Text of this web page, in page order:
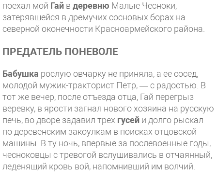
поехал мой Гай в деревню Малые Чесноки,
затерявшейся в дремучих сосновых борах на
северной оконечности Красноармейского района.
ПРЕДАТЕЛЬ ПОНЕВОЛЕ
Бабушка рослую овчарку не приняла, а ее сосед,
молодой мужик-тракторист Петр, — с радостью. В
тот же вечер, после отъезда отца, Гай перегрыз
веревку, в ярости загнал нового хозяина на русскую
печь, во дворе задавил трех гусей и долго рыскал
по деревенским закоулкам в поисках отцовской
машины. В ту ночь, впервые за послевоенные годы,
чесноковцы с тревогой вслушивались в отчаянный,
леденящий кровь вой, напомнивший им волчий.